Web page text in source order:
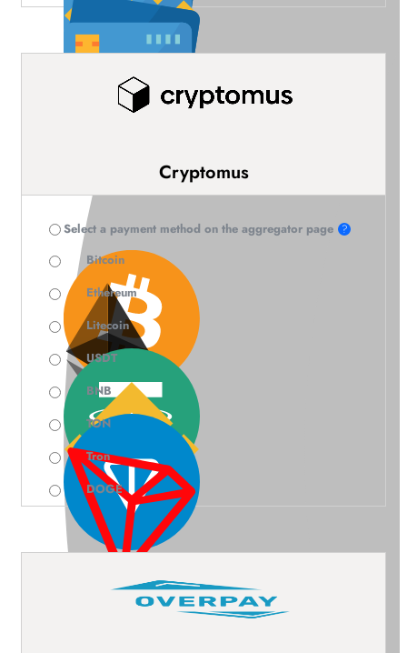
Cryptomus
Select a payment method on the aggregator page ?
Bitcoin
Ethereum
Litecoin
USDT
BNB
TON
Tron
DOGE